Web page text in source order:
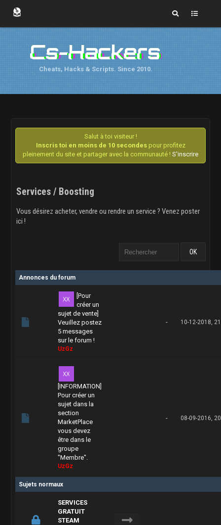
Cs-Hackers
Cheats, Hacks & Scripts. Since 2010.
Salut à toi visiteur !
Inscris toi en moins de 10 secondespour profitez
pleinement du site et partager avec la communauté ! S'inscrire
Services / Boosting
Vous désirez acheter, vendre ou rendre un service ? Venez poster
ici !
Annonces du forum
[Pour
créer un
sujet de vente]
Veuillez postez
5 messages
sur le forum !
UzGz
- 10-12-2018,
[INFORMATION]
Pour créer un
sujet dans la
section
MarketPlace
vous devez
être dans le
groupe
"Membre".
UzGz
- 08-09-2016,
Sujets normaux
SERVICES
GRATUIT
STEAM